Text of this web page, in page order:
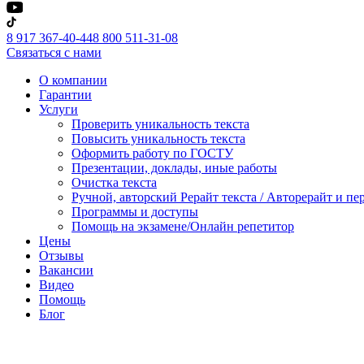
8 917 367-40-448 800 511-31-08
Связаться с нами
О компании
Гарантии
Услуги
Проверить уникальность текста
Повысить уникальность текста
Оформить работу по ГОСТУ
Презентации, доклады, иные работы
Очистка текста
Ручной, авторский Рерайт текста / Авторерайт и
Программы и доступы
Помощь на экзамене/Онлайн репетитор
Цены
Отзывы
Вакансии
Видео
Помощь
Блог